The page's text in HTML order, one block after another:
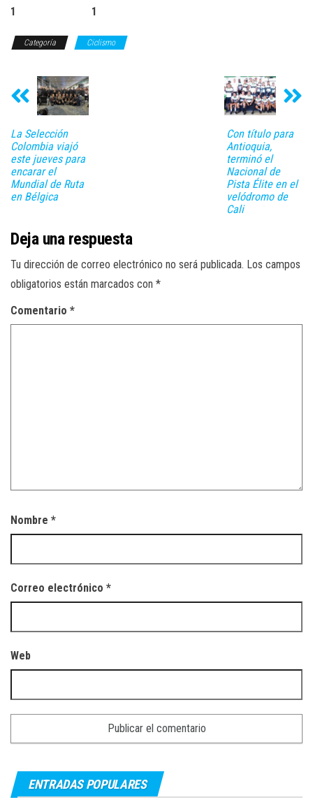
1 1
Categoría Ciclismo
La Selección
Colombia viajó
este jueves para
encarar el
Mundial de Ruta
en Bélgica
Con título para
Antioquia,
terminó el
Nacional de
Pista Élite en el
velódromo de
Cali
Deja una respuesta
Tu dirección de correo electrónico no será publicada. Los campos
obligatorios están marcados con *
Comentario *
Nombre *
Correo electrónico *
Web
ENTRADAS POPULARES